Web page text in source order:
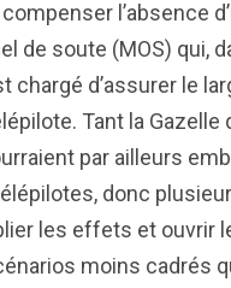
l’absence
de soute (MOS) qui,
chargé d’assurer le
Tant la Gazelle
par ailleurs
donc
les effets et ouvrir
moins cadrés